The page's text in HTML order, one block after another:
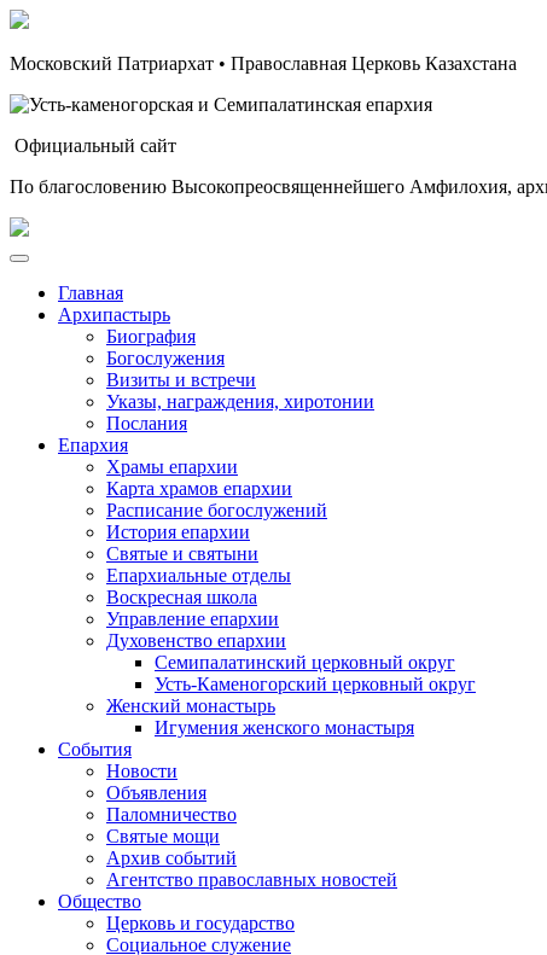
Московский Патриархат • Православная Церковь Казахстана
Официальный сайт
По благословению Высокопреосвященнейшего Амфилохия,
Главная
Архипастырь
Биография
Богослужения
Визиты и встречи
Указы, награждения, хиротонии
Послания
Епархия
Храмы епархии
Карта храмов епархии
Расписание богослужений
История епархии
Святые и святыни
Епархиальные отделы
Воскресная школа
Управление епархии
Духовенство епархии
Семипалатинский церковный округ
Усть-Каменогорский церковный округ
Женский монастырь
Игумения женского монастыря
События
Новости
Объявления
Паломничество
Святые мощи
Архив событий
Агентство православных новостей
Общество
Церковь и государство
Социальное служение